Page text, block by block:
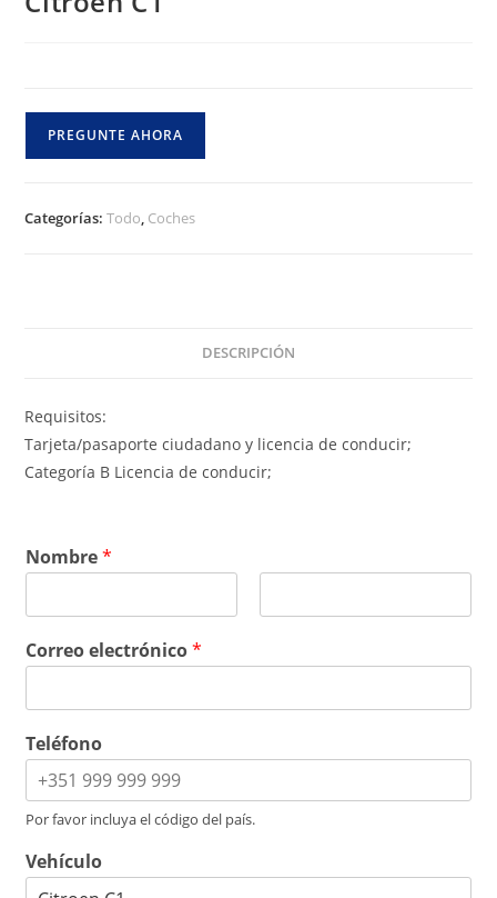
PREGUNTE AHORA
Categorías:Todo, Coches
DESCRIPCIÓN
Requisitos:
Tarjeta/pasaporte ciudadano y licencia de conducir;
Categoría B Licencia de conducir;
Nombre*
r
i
r
o
Correo electrónico*
Teléfono
Por favor incluya el código del país.
Vehículo